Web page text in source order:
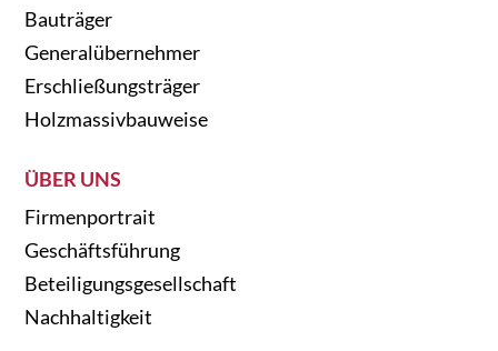
Bauträger
Generalübernehmer
Erschließungsträger
Holzmassivbauweise
ÜBER UNS
Firmenportrait
Geschäftsführung
Beteiligungsgesellschaft
Nachhaltigkeit